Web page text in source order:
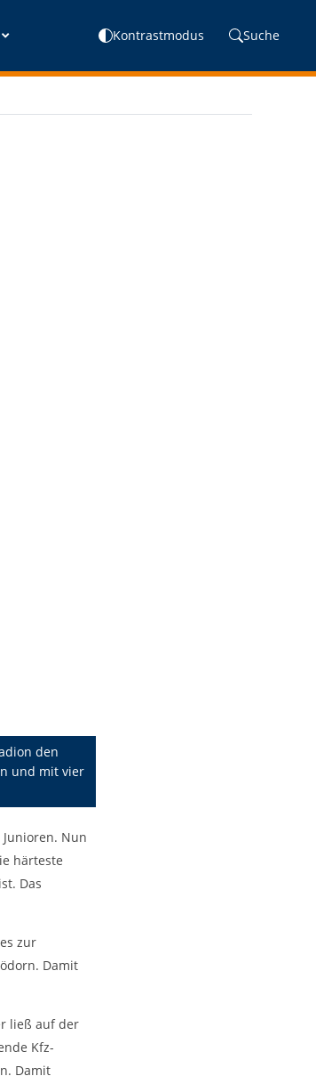
Kontrastmodus Suche
den
und mit vier
Nun
härteste
Das
zur
Damit
ließ auf der
Kfz-
Damit